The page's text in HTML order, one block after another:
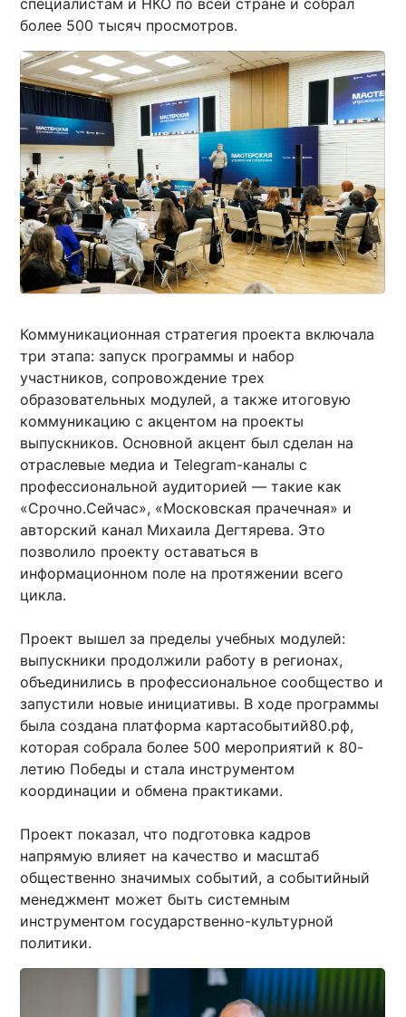
более 500 тысяч просмотров.
Коммуникационная стратегия проекта включала
три этапа: запуск программы и набор
участников, сопровождение трех
образовательных модулей, а также итоговую
коммуникацию с акцентом на проекты
выпускников. Основной акцент был сделан на
отраслевые медиа и Telegram-каналы с
профессиональной аудиторией — такие как
«Срочно.Сейчас», «Московская прачечная» и
авторский канал Михаила Дегтярева. Это
позволило проекту оставаться в
информационном поле на протяжении всего
цикла.
Проект вышел за пределы учебных модулей:
выпускники продолжили работу в регионах,
объединились в профессиональное сообщество и
запустили новые инициативы. В ходе программы
была создана платформа картасобытий80.рф,
которая собрала более 500 мероприятий к 80-
летию Победы и стала инструментом
координации и обмена практиками.
Проект показал, что подготовка кадров
напрямую влияет на качество и масштаб
общественно значимых событий, а событийный
менеджмент может быть системным
инструментом государственно-культурной
политики.